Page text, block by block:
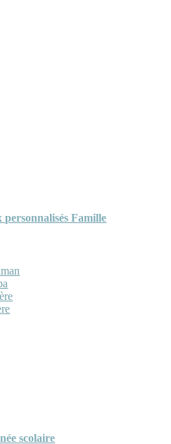
personnalisés Famille
scolaire